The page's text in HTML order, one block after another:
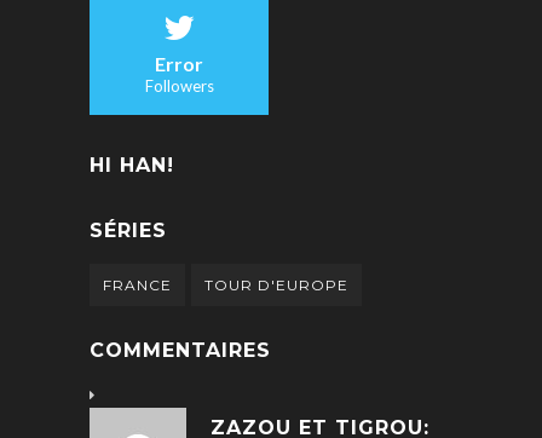
Error
Followers
HI HAN!
SÉRIES
FRANCE TOUR D'EUROPE
COMMENTAIRES
ZAZOU ET TIGROU: